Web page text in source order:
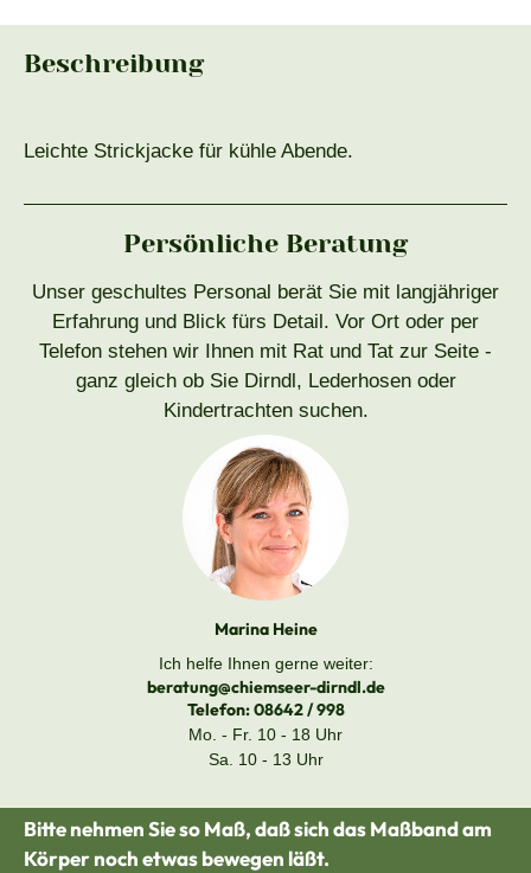
Beschreibung
Leichte Strickjacke für kühle Abende.
Persönliche Beratung
Unser geschultes Personal berät Sie mit langjähriger
Erfahrung und Blick fürs Detail. Vor Ort oder per
Telefon stehen wir Ihnen mit Rat und Tat zur Seite -
ganz gleich ob Sie Dirndl, Lederhosen oder
Kindertrachten suchen.
Marina Heine
Ich helfe Ihnen gerne weiter:
beratung@chiemseer-dirndl.de
Telefon:08642 / 998
Mo. - Fr. 10 - 18 Uhr
Sa. 10 - 13 Uhr
Bitte nehmen Sie so Maß, daß sich das Maßband am
Körper noch etwas bewegen läßt.